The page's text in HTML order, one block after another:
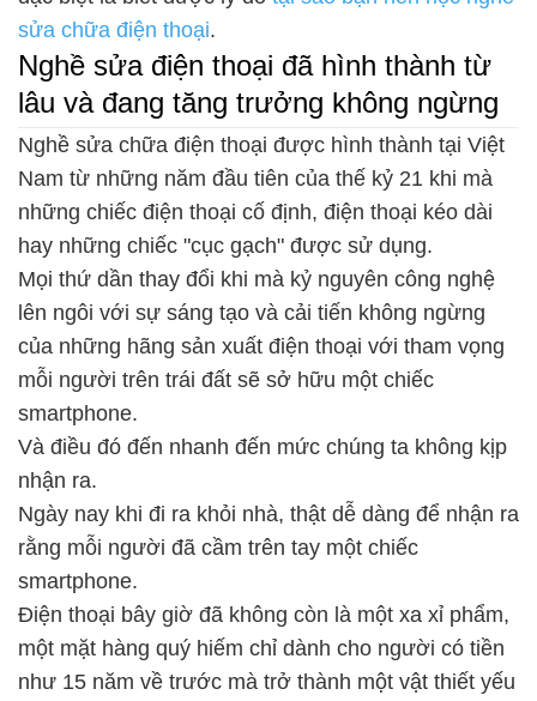
sửa chữa điện thoại.
Nghề sửa điện thoại đã hình thành từ
lâu và đang tăng trưởng không ngừng
Nghề sửa chữa điện thoại được hình thành tại Việt
Nam từ những năm đầu tiên của thế kỷ 21 khi mà
những chiếc điện thoại cố định, điện thoại kéo dài
hay những chiếc "cục gạch" được sử dụng.
Mọi thứ dần thay đổi khi mà kỷ nguyên công nghệ
lên ngôi với sự sáng tạo và cải tiến không ngừng
của những hãng sản xuất điện thoại với tham vọng
mỗi người trên trái đất sẽ sở hữu một chiếc
smartphone.
Và điều đó đến nhanh đến mức chúng ta không kịp
nhận ra.
Ngày nay khi đi ra khỏi nhà, thật dễ dàng để nhận ra
rằng mỗi người đã cầm trên tay một chiếc
smartphone.
Điện thoại bây giờ đã không còn là một xa xỉ phẩm,
một mặt hàng quý hiếm chỉ dành cho người có tiền
như 15 năm về trước mà trở thành một vật thiết yếu